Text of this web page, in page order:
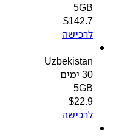
5GB
$142.7
לרכישה
Uzbekistan
5GB
$22.9
לרכישה